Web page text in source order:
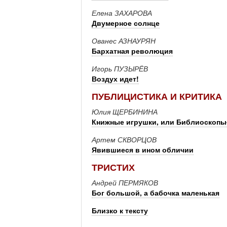
Елена ЗАХАРОВА
Двумерное солнце
Ованес АЗНАУРЯН
Бархатная революция
Игорь ПУЗЫРЁВ
Воздух идет!
ПУБЛИЦИСТИКА И КРИТИКА
Юлия ЩЕРБИНИНА
Книжные игрушки, или
Артем СКВОРЦОВ
Явившиеся в ином обличии
ТРИСТИХ
Андрей ПЕРМЯКОВ
Бог большой, а бабочка маленькая
Близко к тексту